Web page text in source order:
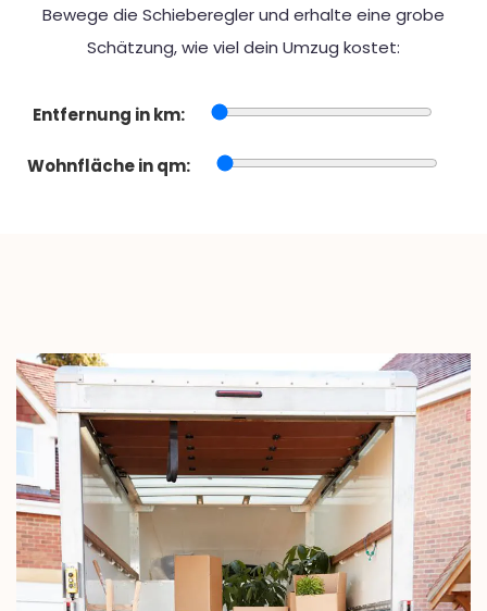
Bewege die Schieberegler und erhalte eine grobe
Schätzung, wie viel dein Umzug kostet:
Entfernung in km:
Wohnfläche in qm: